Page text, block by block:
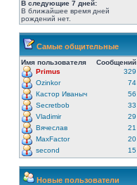
В следующие 7 дней:
В ближайшее время дней
рождений нет.
Самые общительные
Имя пользователя
Сообщений
Primus
329
Ozinkor
74
Кастор Иваныч
56
Secretbob
33
Vladimir
29
Вячеслав
21
MaxFactor
20
second
15
Новые пользователи